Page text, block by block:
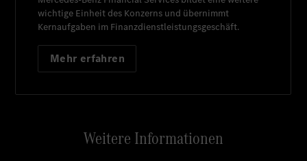
wichtige Einheit des Konzerns und übernimmt
Kernaufgaben im Finanzdienstleistungsgeschäft.
Mehr erfahren
Weitere Informationen